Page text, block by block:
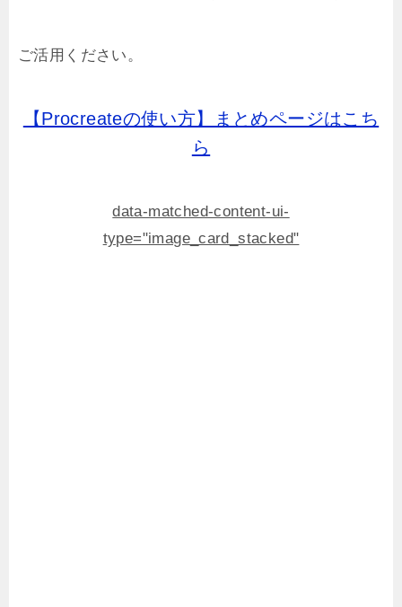
ご活用ください。
【Procreateの使い方】まとめページはこち
ら
data-matched-content-ui-
type="image_card_stacked"